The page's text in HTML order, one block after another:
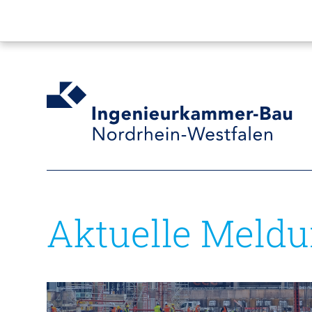
Aktuelle